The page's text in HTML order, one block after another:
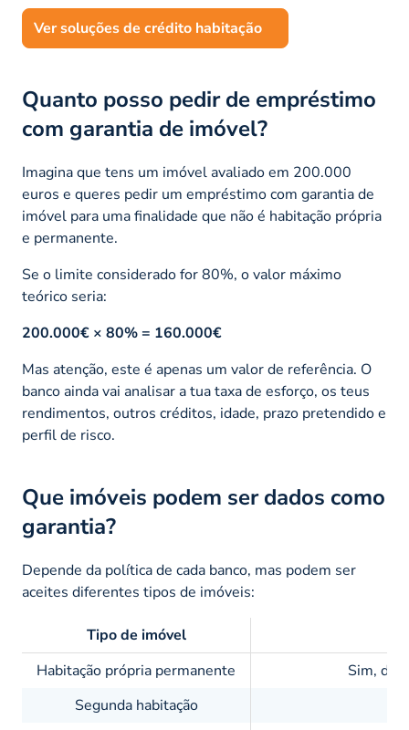
Ver soluções de crédito habitação
Quanto posso pedir de empréstimo
com garantia de imóvel?
Imagina que tens um imóvel avaliado em 200.000
euros e queres pedir um empréstimo com garantia de
imóvel para uma finalidade que não é habitação própria
e permanente.
Se o limite considerado for 80%, o valor máximo
teórico seria:
200.000€ × 80% = 160.000€
Mas atenção, este é apenas um valor de referência. O
banco ainda vai analisar a tua taxa de esforço, os teus
rendimentos, outros créditos, idade, prazo pretendido e
perfil de risco.
Que imóveis podem ser dados como
garantia?
Depende da política de cada banco, mas podem ser
aceites diferentes tipos de imóveis:
Tipo de imóvel
Habitação própria permanente
Sim,
Segunda habitação